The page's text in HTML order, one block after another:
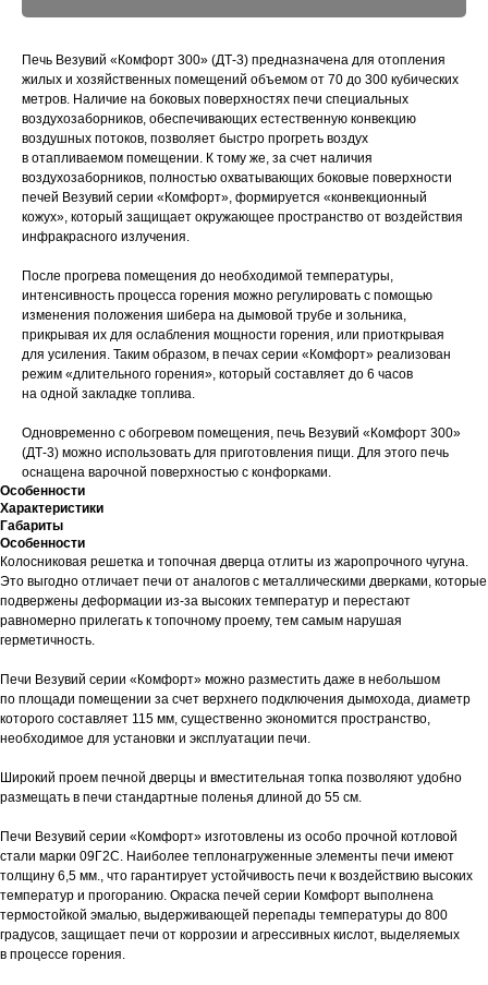
Печь Везувий «Комфорт 300» (ДТ-3) предназначена для отопления
жилых и хозяйственных помещений объемом от 70 до 300 кубических
метров. Наличие на боковых поверхностях печи специальных
воздухозаборников, обеспечивающих естественную конвекцию
воздушных потоков, позволяет быстро прогреть воздух
в отапливаемом помещении. К тому же, за счет наличия
воздухозаборников, полностью охватывающих боковые поверхности
печей Везувий серии «Комфорт», формируется «конвекционный
кожух», который защищает окружающее пространство от воздействия
инфракрасного излучения.
После прогрева помещения до необходимой температуры,
интенсивность процесса горения можно регулировать с помощью
изменения положения шибера на дымовой трубе и зольника,
прикрывая их для ослабления мощности горения, или приоткрывая
для усиления. Таким образом, в печах серии «Комфорт» реализован
режим «длительного горения», который составляет до 6 часов
на одной закладке топлива.
Одновременно с обогревом помещения, печь Везувий «Комфорт 300»
(ДТ-3) можно использовать для приготовления пищи. Для этого печь
оснащена варочной поверхностью с конфорками.
Особенности
Характеристики
Габариты
Особенности
Колосниковая решетка и топочная дверца отлиты из жаропрочного чугуна.
Это выгодно отличает печи от аналогов с металлическими дверками, которые
подвержены деформации из-за высоких температур и перестают
равномерно прилегать к топочному проему, тем самым нарушая
герметичность.
Печи Везувий серии «Комфорт» можно разместить даже в небольшом
по площади помещении за счет верхнего подключения дымохода, диаметр
которого составляет 115 мм, существенно экономится пространство,
необходимое для установки и эксплуатации печи.
Широкий проем печной дверцы и вместительная топка позволяют удобно
размещать в печи стандартные поленья длиной до 55 см.
Печи Везувий серии «Комфорт» изготовлены из особо прочной котловой
стали марки 09Г2С. Наиболее теплонагруженные элементы печи имеют
толщину 6,5 мм., что гарантирует устойчивость печи к воздействию высоких
температур и прогоранию. Окраска печей серии Комфорт выполнена
термостойкой эмалью, выдерживающей перепады температуры до 800
градусов, защищает печи от коррозии и агрессивных кислот, выделяемых
в процессе горения.